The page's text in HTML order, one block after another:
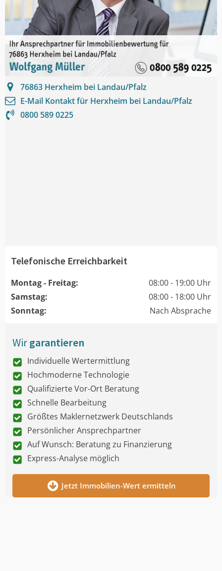
76863 Herxheim bei Landau/Pfalz
E-Mail Kontakt für Herxheim bei Landau/Pfalz
0800 589 0225
Telefonische Erreichbarkeit
Montag - Freitag:
08:00 - 19:00 Uhr
Samstag:
08:00 - 18:00 Uhr
Sonntag:
Nach Absprache
Wirgarantieren
Individuelle Wertermittlung
Hochmoderne Technologie
Qualifizierte Vor-Ort Beratung
Schnelle Bearbeitung
Größtes Maklernetzwerk Deutschlands
Persönlicher Ansprechpartner
Auf Wunsch: Beratung zu Finanzierung
Express-Analyse möglich
Jetzt Immobilien-Wert ermitteln